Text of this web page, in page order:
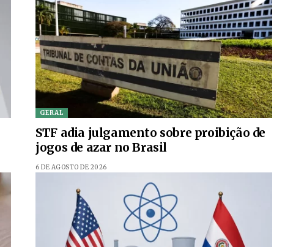
GERAL
STF adia julgamento sobre proibição de
jogos de azar no Brasil
6 DE AGOSTO DE 2026